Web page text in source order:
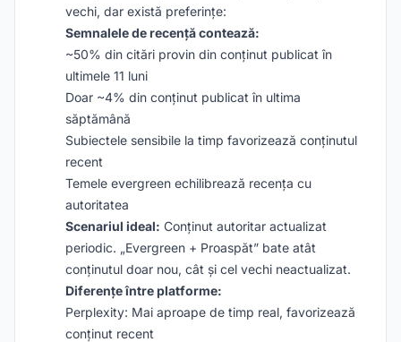
vechi, dar există preferințe:
Semnalele de recență contează:
~50% din citări provin din conținut publicat în
ultimele 11 luni
Doar ~4% din conținut publicat în ultima
săptămână
Subiectele sensibile la timp favorizează conținutul
recent
Temele evergreen echilibrează recența cu
autoritatea
Scenariul ideal: Conținut autoritar actualizat
periodic. „Evergreen + Proaspăt” bate atât
conținutul doar nou, cât și cel vechi neactualizat.
Diferențe între platforme:
Perplexity: Mai aproape de timp real, favorizează
conținut recent